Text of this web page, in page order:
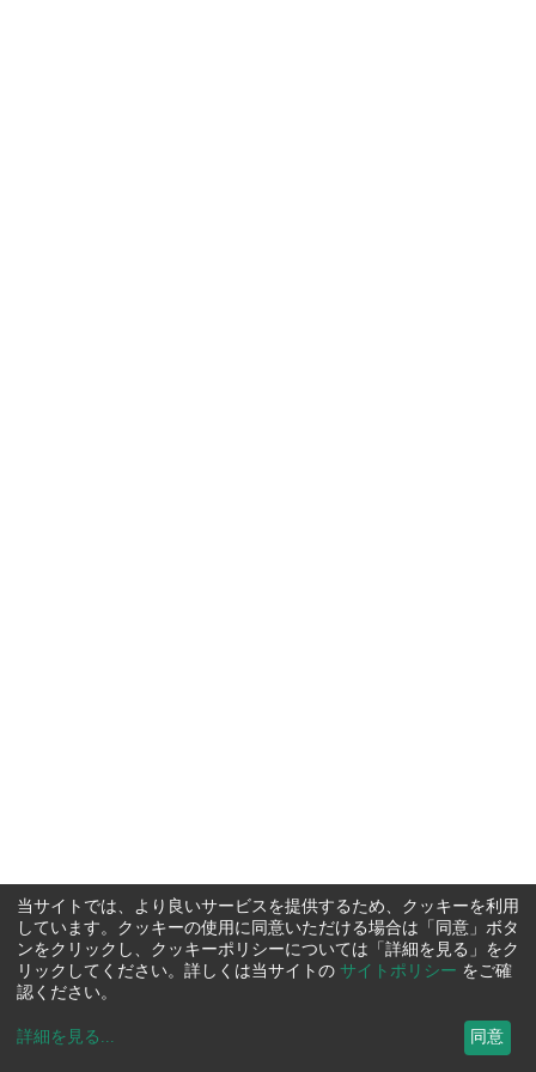
当サイトでは、より良いサービスを提供するため、クッキーを利用
しています。クッキーの使用に同意いただける場合は「同意」ボタ
ンをクリックし、クッキーポリシーについては「詳細を見る」をク
リックしてください。詳しくは当サイトの サイトポリシー をご確
認ください。
詳細を見る ... 同意